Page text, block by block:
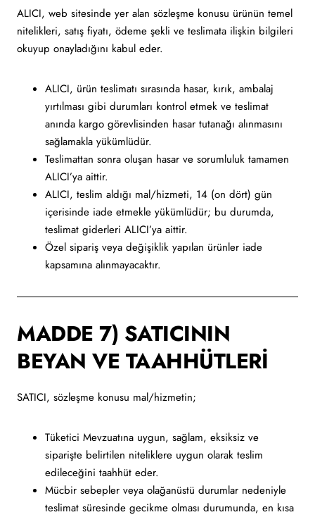
ALICI, web sitesinde yer alan sözleşme konusu ürünün temel
nitelikleri, satış fiyatı, ödeme şekli ve teslimata ilişkin bilgileri
okuyup onayladığını kabul eder.
ALICI, ürün teslimatı sırasında hasar, kırık, ambalaj
yırtılması gibi durumları kontrol etmek ve teslimat
anında kargo görevlisinden hasar tutanağı alınmasını
sağlamakla yükümlüdür.
Teslimattan sonra oluşan hasar ve sorumluluk tamamen
ALICI’ya aittir.
ALICI, teslim aldığı mal/hizmeti, 14 (on dört) gün
içerisinde iade etmekle yükümlüdür; bu durumda,
teslimat giderleri ALICI’ya aittir.
Özel sipariş veya değişiklik yapılan ürünler iade
kapsamına alınmayacaktır.
MADDE 7) SATICININ
BEYAN VE TAAHHÜTLERİ
SATICI, sözleşme konusu mal/hizmetin;
Tüketici Mevzuatına uygun, sağlam, eksiksiz ve
siparişte belirtilen niteliklere uygun olarak teslim
edileceğini taahhüt eder.
Mücbir sebepler veya olağanüstü durumlar nedeniyle
teslimat süresinde gecikme olması durumunda, en kısa